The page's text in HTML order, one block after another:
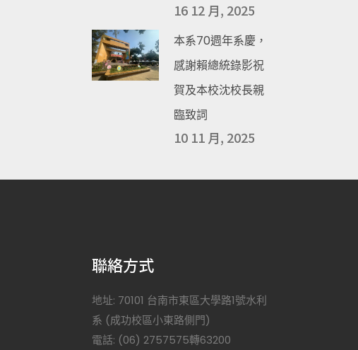
16 12 月, 2025
本系70週年系慶，
感謝賴總統錄影祝
賀及本校沈校長親
臨致詞
10 11 月, 2025
聯絡方式
地址: 70101 台南市東區大學路1號水利
系 (成功校區小東路側門)
電話: (06) 2757575轉63200